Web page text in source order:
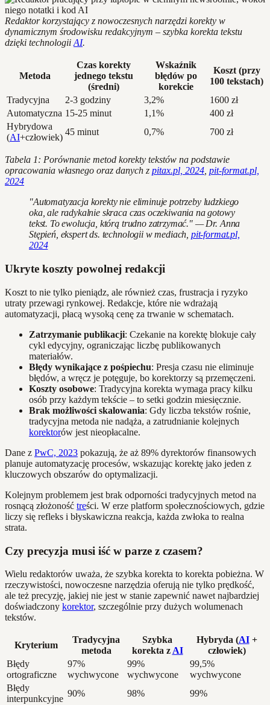
Redaktor korzystający z nowoczesnych narzędzi korekty w
dynamicznym środowisku redakcyjnym – szybka korekta tekstu
dzięki technologii AI.
Metoda
Czas korekty
jednego tekstu
(średni)
Wskaźnik
błędów po
korekcie
Koszt (przy
100 tekstach)
Tradycyjna
2-3 godziny 3,2%
1600 zł
Automatyczna 15-25 minut 1,1%
400 zł
Hybrydowa
(AI+człowiek)
45 minut 0,7% 700 zł
Tabela 1: Porównanie metod korekty tekstów na podstawie
opracowania własnego oraz danych z pitax.pl, 2024 pit-format.pl,
2024
"Automatyzacja korekty nie eliminuje potrzeby ludzkiego
oka, ale radykalnie skraca czas oczekiwania na gotowy
tekst. To ewolucja, którą trudno zatrzymać." — Dr. Anna
Stępień, ekspert ds. technologii w mediach, pit-format.pl,
2024
Ukryte koszty powolnej redakcji
Koszt to nie tylko pieniądz, ale również czas, frustracja i ryzyko
utraty przewagi rynkowej. Redakcje, które nie wdrażają
automatyzacji, płacą wysoką cenę za trwanie w schematach.
Zatrzymanie publikacji: Czekanie na korektę blokuje cały
cykl edycyjny, ograniczając liczbę publikowanych
materiałów.
Błędy wynikające z pośpiechu: Presja czasu nie eliminuje
błędów, a wręcz je potęguje, bo korektorzy są przemęczeni.
Koszty osobowe: Tradycyjna korekta wymaga pracy kilku
osób przy każdym tekście – to setki godzin miesięcznie.
Brak możliwości skalowania: Gdy liczba tekstów rośnie,
tradycyjna metoda nie nadąża, a zatrudnianie kolejnych
korektorów jest nieopłacalne.
Dane z PwC, 2023 pokazują, że aż 89% dyrektorów finansowych
planuje automatyzację procesów, wskazując korektę jako jeden z
kluczowych obszarów do optymalizacji.
Kolejnym problemem jest brak odporności tradycyjnych metod na
rosnącą złożoność treści. W erze platform społecznościowych, gdzie
liczy się refleks i błyskawiczna reakcja, każda zwłoka to realna
strata.
Czy precyzja musi iść w parze z czasem?
Wielu redaktorów uważa, że szybka korekta to korekta pobieżna. W
rzeczywistości, nowoczesne narzędzia oferują nie tylko prędkość,
ale też precyzję, jakiej nie jest w stanie zapewnić nawet najbardziej
doświadczony korektor, szczególnie przy dużych wolumenach
tekstów.
Kryterium
Tradycyjna
metoda
Szybka
korekta z AI
Hybryda (AI+
człowiek)
Błędy
ortograficzne
97%
wychwycone
99%
wychwycone
99,5%
wychwycone
Błędy
interpunkcyjne
90% 98%
99%